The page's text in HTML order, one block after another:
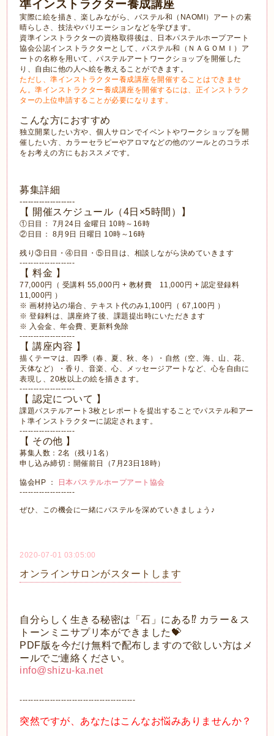
準インストラクター養成講座
実際に絵を描き、楽しみながら、パステル和（NAOMI）アートの素
晴らしさ、技法やバリエーションなどを学びます。
資準インストラクターの資格取得後は、日本パステルホープアート
協会公認インストラクターとして、パステル和（ＮＡＧＯＭＩ）ア
ートの名称を用いて、パステルアートワークショップを開催した
り、自由に他の人へ絵を教えることができます。
ただし、準インストラクター養成講座を開催することはできませ
ん。準インストラクター養成講座を開催するには、正インストラク
ターの上位申請することが必要になります。
こんな方におすすめ
独立開業したい方や、個人サロンでイベントやワークショップを開
催したい方、カラーセラピーやアロマなどの他のツールとのコラボ
をお考えの方にもおススメです。
募集詳細
--------------------
【 開催スケジュール（4日×5時間）】
①日目： 7月24日 金曜日 10時～16時
②日目： 8月9日 日曜日 10時～16時
残り③日目・④日目・⑤日目は、相談しながら決めていきます
--------------------
【 料金 】
77,000円（ 受講料 55,000円 + 教材費 11,000円 + 認定登録料
11,000円 ）
※ 画材持込の場合、テキスト代のみ1,100円（ 67,100円 ）
※ 登録料は、講座終了後、課題提出時にいただきます
※ 入会金、年会費、更新料免除
--------------------
【 講座内容 】
描くテーマは、四季（春、夏、秋、冬）・自然（空、海、山、花、
天体など）・香り、音楽、心、メッセージアートなど、心を自由に
表現し、20枚以上の絵を描きます。
--------------------
【 認定について 】
課題パステルアート3枚とレポートを提出することでパステル和アー
ト準インストラクターに認定されます。
--------------------
【 その他 】
募集人数：2名（残り1名）
申し込み締切：開催前日（7月23日18時）
協会HP ：
日本パステルホープアート協会
--------------------
ぜひ、この機会に一緒にパステルを深めていきましょう♪
2020-07-01 03:05:00
オンラインサロンがスタートします
自分らしく生きる秘密は「石」にある⁉️ カラー＆ス
トーンミニサプリ本ができました 💝
PDF版を今だけ無料で配布しますので欲しい方はメ
ールでご連絡ください。
info@shizu-ka.net
------------------------------------------
突然ですが、あなたはこんなお悩みありませんか？